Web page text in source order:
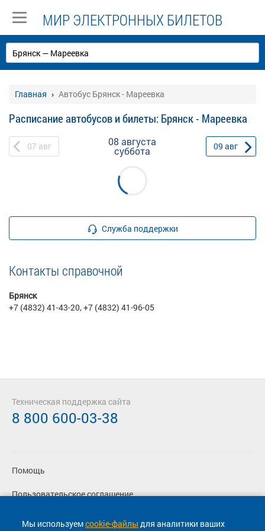
МИР ЭЛЕКТРОННЫХ БИЛЕТОВ
Главная Автобус Брянск - Мареевка
Расписание автобусов и билеты: Брянск - Мареевка
07 авг 08 августа
суббота 09 авг
Служба поддержки
Контакты справочной
Брянск
+7 (4832) 41-43-20, +7 (4832) 41-96-05
Мы используемcookie-файлы для аналитики ваших
Помощь
Пользовательское соглашение
Политика конфиденциальности
Техническая поддержка сайта
8 800 600-03-38